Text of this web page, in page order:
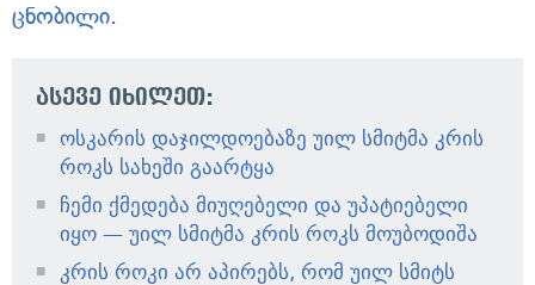
ცნობილი.
ასევე იხილეთ:
ოსკარის დაჯილდოებაზე უილ სმიტმა კრის
როკს სახეში გაარტყა
ჩემი ქმედება მიუღებელი და უპატიებელი
იყო — უილ სმიტმა კრის როკს მოუბოდიშა
კრის როკი არ აპირებს, რომ უილ სმიტს